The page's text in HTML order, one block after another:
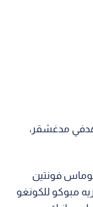
أمادا (9) وفانيفا أندرياتسيما (77) هدفي مدغشقر،
فونتين
مبوكو للكونغو